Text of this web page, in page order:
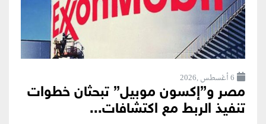
6 أغسطس ,2026
مصر و”إكسون موبيل” تبحثان خطوات
تنفيذ الربط مع اكتشافات...